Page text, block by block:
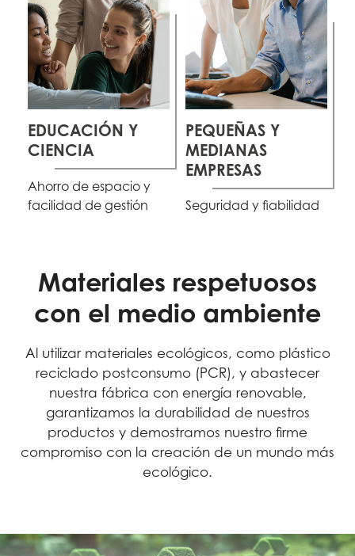
EDUCACIÓN Y
CIENCIA
Ahorro de espacio y
facilidad de gestión
PEQUEÑAS Y
MEDIANAS
EMPRESAS
Seguridad y fiabilidad
Materiales respetuosos
con el medio ambiente
Al utilizar materiales ecológicos, como plástico
reciclado postconsumo (PCR), y abastecer
nuestra fábrica con energía renovable,
garantizamos la durabilidad de nuestros
productos y demostramos nuestro firme
compromiso con la creación de un mundo más
ecológico.